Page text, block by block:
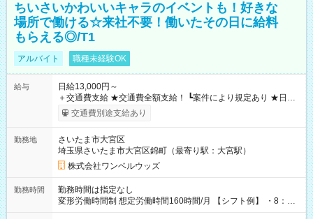
ちいさいかわいいキャラのイベントも！好きな
場所で働ける☆来社不要！働いたその日に給料
もらえる◎/T1
アルバイト 職種未経験OK
給与
日給13,000円～
＋交通費支給 ★交通費全額支給！ ┗案件により規定あり ★日払
いOK！（規定あり） ┗働いたその日に現金GET♪ お仕事後はコ
ンビニATMから 日払い分を引き落とせます！ 【試用期間】試
交通費別途支給あり
勤務地
さいたま市大宮区
埼玉県さいたま市大宮区錦町（最寄り駅：大宮駅）
株式会社ワンベルウッズ
勤務時間
勤務時間は指定なし
変形労働時間制 想定労働時間160時間/月 【シフト例】 ・8：00
～21：00